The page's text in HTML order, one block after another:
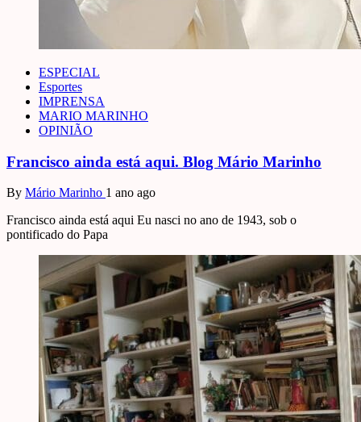
ESPECIAL
Esportes
IMPRENSA
MARIO MARINHO
OPINIÃO
Francisco ainda está aqui. Blog Mário Marinho
By Mário Marinho 1 ano ago
Francisco ainda está aqui Eu nasci no ano de 1943, sob o
pontificado do Papa